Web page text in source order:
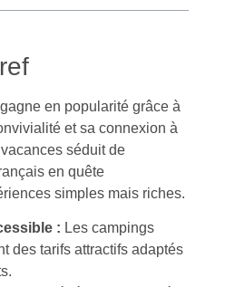
en popularité grâce à
et sa connexion à
séduit de
en quête
simples mais riches.
: Les campings
des tarifs attractifs adaptés